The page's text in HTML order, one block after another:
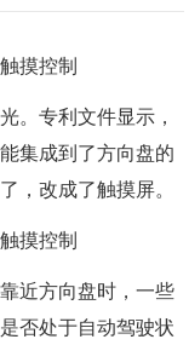
。专利文件显示，
集成到了方向盘的
，改成了触摸屏。
近方向盘时，一些
否处于自动驾驶状